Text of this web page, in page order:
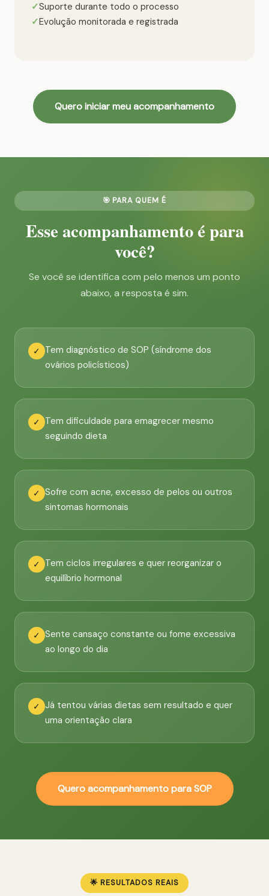
Suporte durante todo o processo
Evolução monitorada e registrada
Quero iniciar meu acompanhamento
🎯 PARA QUEM É
Esse acompanhamento é para
você?
Se você se identifica com pelo menos um ponto
abaixo, a resposta é sim.
✓
Tem diagnóstico de SOP (síndrome dos
ovários policísticos)
✓
Tem dificuldade para emagrecer mesmo
seguindo dieta
✓ Sofre com acne, excesso de pelos ou outros
sintomas hormonais
✓
Tem ciclos irregulares e quer reorganizar o
equilíbrio hormonal
✓ Sente cansaço constante ou fome excessiva
ao longo do dia
✓ Já tentou várias dietas sem resultado e quer
uma orientação clara
Quero acompanhamento para SOP
🌟 RESULTADOS REAIS